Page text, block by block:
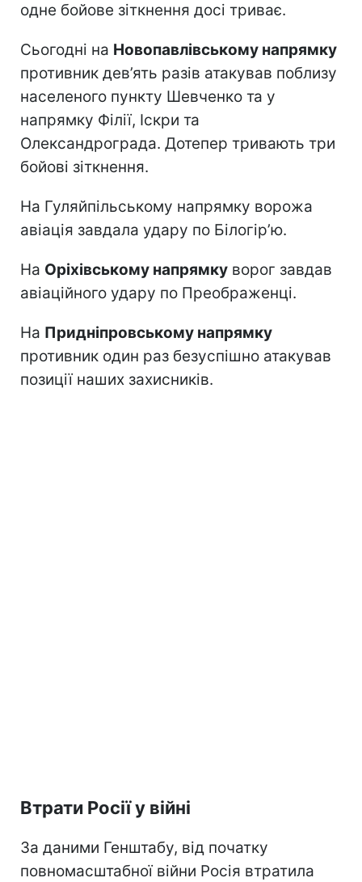
одне бойове зіткнення досі триває.
Сьогодні на Новопавлівському напрямку
противник дев’ять разів атакував поблизу
населеного пункту Шевченко та у
напрямку Філії, Іскри та
Олександрограда. Дотепер тривають три
бойові зіткнення.
На Гуляйпільському напрямку ворожа
авіація завдала удару по Білогір’ю.
На Оріхівському напрямку ворог завдав
авіаційного удару по Преображенці.
На Придніпровському напрямку
противник один раз безуспішно атакував
позиції наших захисників.
Втрати Росії у війні
За даними Генштабу, від початку
повномасштабної війни Росія втратила